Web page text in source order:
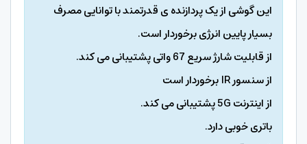
این گوشی از یک پردازنده‌ ی قدرتمند با توانایی مصرف
بسیار پایین انرژی برخوردار است.
از قابلیت شارژ سریع 67 واتی پشتیبانی می کند.
از سنسور IR برخوردار است
از اینترنت 5G پشتیبانی می کند.
باتری خوبی دارد.